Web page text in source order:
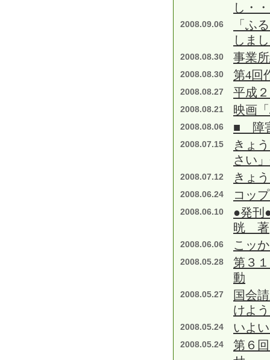
し・
2008.09.06
「ふ
しま
2008.08.30 事業
2008.08.30 第4回
2008.08.27 平成
2008.08.21 映画
2008.08.06 ■ 障
2008.07.15
きょ
さい
2008.07.12 きょ
2008.06.24 コッ
2008.06.10
●発刊
晄 著
2008.06.06 こッ
2008.05.28
第３
動
2008.05.27
国会
けよ
2008.05.24 いよ
2008.05.24
第６